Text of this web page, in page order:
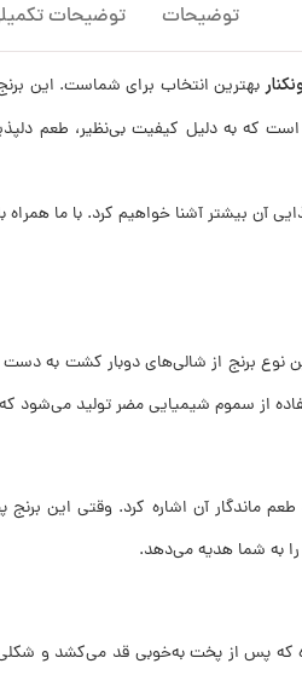
توضیحات توضیحات
بهترین انتخاب برای شماست. این
که به دلیل کیفیت بی‌نظیر، طعم
آن بیشتر آشنا خواهیم کرد. با ما همراه
نوع برنج از شالی‌های دوبار کشت
از سموم شیمیایی مضر تولید می‌شود
ماندگار آن اشاره کرد. وقتی این
به شما هدیه می‌دهد.
دانه‌هایی با طول متوسط 7 تا 8 میلی‌متر تشکیل